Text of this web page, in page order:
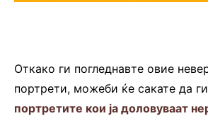
Откако ги погледнавте овие
портрети, можеби ќе сакате да
портретите кои ја доловуваат